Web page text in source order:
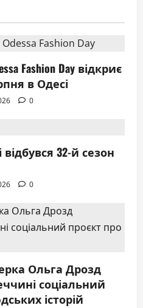
Fashion Day відкриє
в Одесі
0
відбувся 32-й сезон
0
Ольга Дрозд
соціальний
історій